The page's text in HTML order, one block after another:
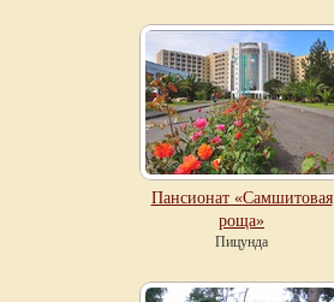
Пансионат «Самшитовая
роща»
Пицунда